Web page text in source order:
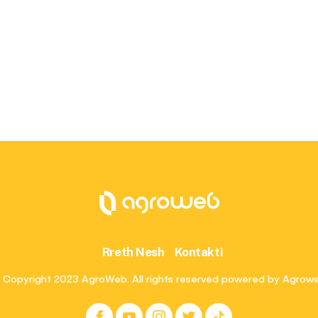
Rreth Nesh Kontakti
2023 AgroWeb. All rights reserved powered by